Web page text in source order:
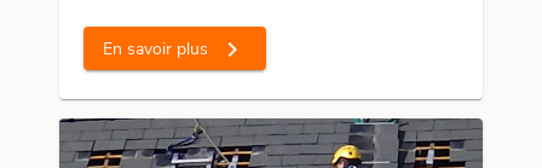
En savoir plus chevron_right